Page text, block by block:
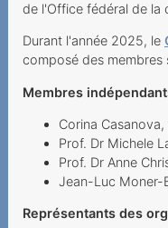
de l'Office fédéral de la
Durant l'année 2025, le
composé des membres
Membres
Corina
Prof. Dr Michele
Prof. Dr Anne
Jean-Luc Moner-
Représentants des